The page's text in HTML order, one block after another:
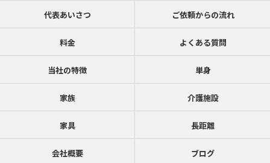
代表あいさつ ご依頼からの流れ
料金 よくある質問
当社の特徴 単身
家族 介護施設
家具 長距離
会社概要 ブログ